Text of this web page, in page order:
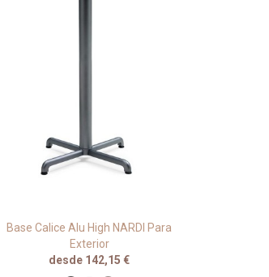
Base Calice Alu High NARDI Para
Exterior
desde 142,15 €